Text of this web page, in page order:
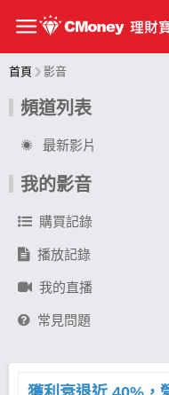
首頁 影音
頻道列表
最新影片
我的影音
購買記錄
播放記錄
我的直播
常見問題